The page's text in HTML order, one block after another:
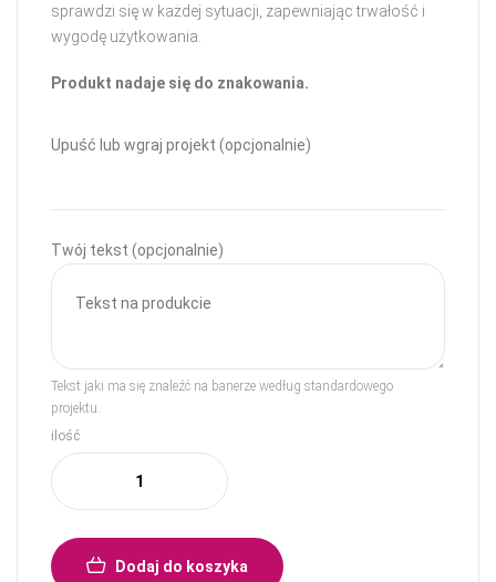
sprawdzi się w każdej sytuacji, zapewniając trwałość i
wygodę użytkowania.
Produkt nadaje się do znakowania.
Upuść lub wgraj projekt (opcjonalnie)
Twój tekst (opcjonalnie)
Tekst jaki ma się znaleźć na banerze według standardowego
projektu.
ilość
Dodaj do koszyka